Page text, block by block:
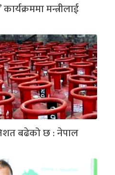
मन्त्रीलाई
बढेको छ : नेपाल